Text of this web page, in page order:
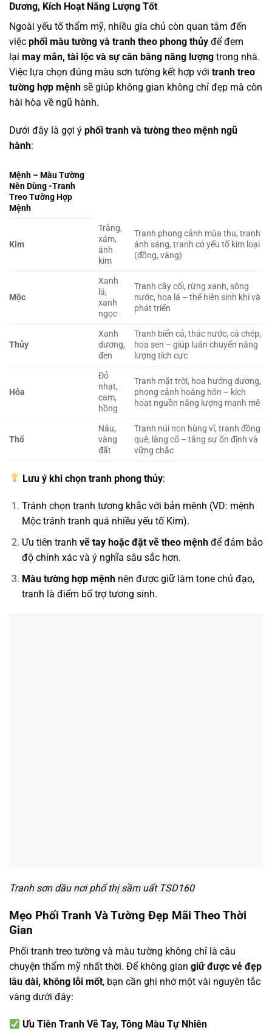
Dương, Kích Hoạt Năng Lượng Tốt
Ngoài yếu tố thẩm mỹ, nhiều gia chủ còn quan tâm đến
việc phối màu tường và tranh theo phong thủy để đem
lại may mắn, tài lộc và sự cân bằng năng lượng trong nhà.
Việc lựa chọn đúng màu sơn tường kết hợp với tranh treo
tường hợp mệnh sẽ giúp không gian không chỉ đẹp mà còn
hài hòa về ngũ hành.
Dưới đây là gợi ý phối tranh và tường theo mệnh ngũ
hành:
Mệnh – Màu Tường
Nên Dùng -Tranh
Treo Tường Hợp
Mệnh
Kim
Trắng,
xám,
ánh
kim
Tranh phong cảnh mùa thu, tranh
ánh sáng, tranh có yếu tố kim loại
(đồng, vàng)
Mộc
Xanh
lá,
xanh
ngọc
Tranh cây cối, rừng xanh, sông
nước, hoa lá – thể hiện sinh khí và
phát triển
Thủy
Xanh
dương,
đen
Tranh biển cả, thác nước, cá chép,
hoa sen – giúp luân chuyển năng
lượng tích cực
Hỏa
Đỏ
nhạt,
cam,
hồng
Tranh mặt trời, hoa hướng dương,
phong cảnh hoàng hôn – kích
hoạt nguồn năng lượng mạnh mẽ
Thổ
Nâu,
vàng
đất
Tranh núi non hùng vĩ, tranh đồng
quê, làng cổ – tăng sự ổn định và
vững chắc
Lưu ý khi chọn tranh phong thủy:
Tránh chọn tranh tương khắc với bản mệnh (VD: mệnh
Mộc tránh tranh quá nhiều yếu tố Kim).
Ưu tiên tranh vẽ tay hoặc đặt vẽ theo mệnhđể đảm bảo
độ chính xác và ý nghĩa sâu sắc hơn.
Màu tường hợp mệnhnên được giữ làm tone chủ đạo,
tranh là điểm bổ trợ tương sinh.
Tranh sơn dầu nơi phố thị sầm uất TSD160
Mẹo Phối Tranh Và Tường Đẹp Mãi Theo Thời
Gian
Phối tranh treo tường và màu tường không chỉ là câu
chuyện thẩm mỹ nhất thời. Để không gian giữ được vẻ đẹp
lâu dài, không lỗi mốt, bạn cần ghi nhớ một vài nguyên tắc
vàng dưới đây:
Ưu Tiên Tranh Vẽ Tay, Tông Màu Tự Nhiên